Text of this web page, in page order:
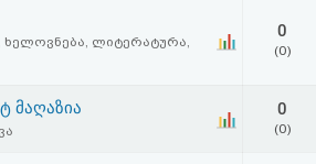
ხელოვნება, ლიტერატურა,
0
(0)
მაღაზია 0
(0)